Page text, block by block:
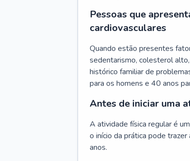
Pessoas que
cardiovasculares
Quando estão presentes
sedentarismo, colesterol
histórico familiar de
para os homens e 40 anos
Antes de iniciar uma
A atividade física regular é
o início da prática pode
anos.